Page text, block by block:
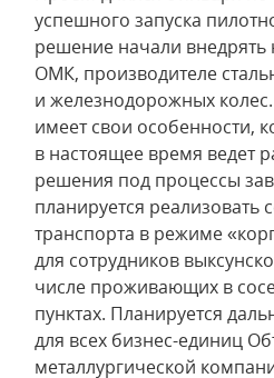
успешного запуска
решение начали внедрять
ОМК, производителе
и железнодорожных
имеет свои особенности,
в настоящее время ведет
решения под процессы
планируется реализовать
транспорта в режиме
для сотрудников
числе проживающих в
пунктах. Планируется
для всех бизнес-единиц
металлургической